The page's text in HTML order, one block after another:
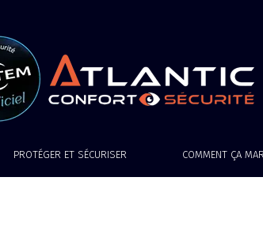
PROTÉGER ET SÉCURISER COMMENT ÇA